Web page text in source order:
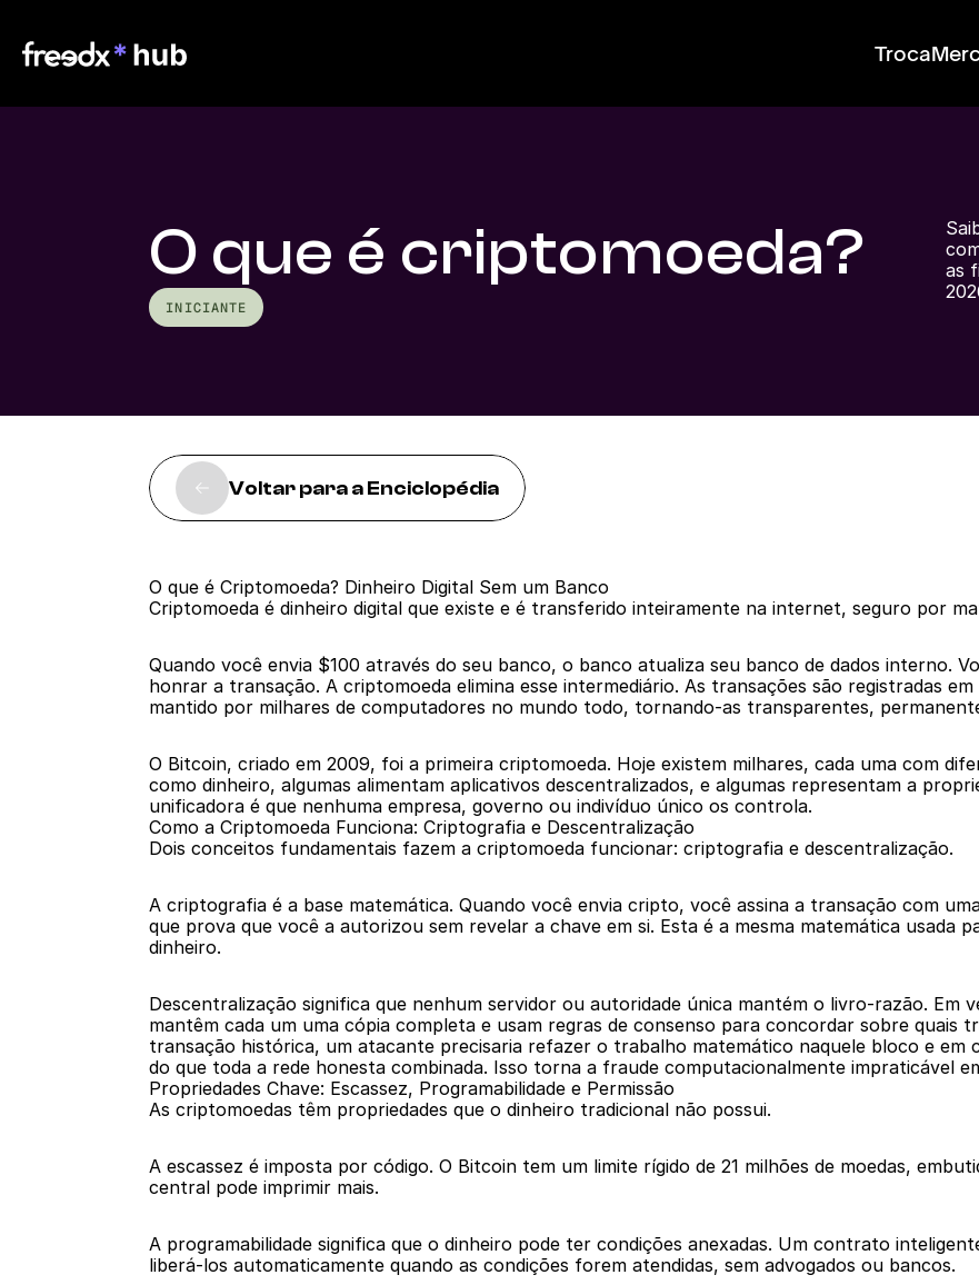
Troca
O que é criptomoeda?
INICIANTE
as
Voltar para a Enciclopédia
O que é Criptomoeda? Dinheiro Digital Sem um Banco
Criptomoeda é dinheiro digital que existe e é transferido inteiramente na internet, seguro por
Quando você envia $100 através do seu banco, o banco atualiza seu banco de dados interno.
honrar a transação. A criptomoeda elimina esse intermediário. As transações são registradas
mantido por milhares de computadores no mundo todo, tornando-as transparentes,
O Bitcoin, criado em 2009, foi a primeira criptomoeda. Hoje existem milhares, cada uma com
como dinheiro, algumas alimentam aplicativos descentralizados, e algumas representam a
unificadora é que nenhuma empresa, governo ou indivíduo único os controla.
Como a Criptomoeda Funciona: Criptografia e Descentralização
Dois conceitos fundamentais fazem a criptomoeda funcionar: criptografia e descentralização.
A criptografia é a base matemática. Quando você envia cripto, você assina a transação com
que prova que você a autorizou sem revelar a chave em si. Esta é a mesma matemática usada
dinheiro.
Descentralização significa que nenhum servidor ou autoridade única mantém o livro-razão. Em
mantêm cada um uma cópia completa e usam regras de consenso para concordar sobre quais
transação histórica, um atacante precisaria refazer o trabalho matemático naquele bloco e em
do que toda a rede honesta combinada. Isso torna a fraude computacionalmente impraticável
Propriedades Chave: Escassez, Programabilidade e Permissão
As criptomoedas têm propriedades que o dinheiro tradicional não possui.
A escassez é imposta por código. O Bitcoin tem um limite rígido de 21 milhões de moedas,
central pode imprimir mais.
A programabilidade significa que o dinheiro pode ter condições anexadas. Um contrato
liberá-los automaticamente quando as condições forem atendidas, sem advogados ou bancos.